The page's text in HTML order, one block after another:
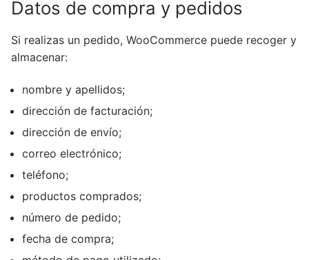
Datos de compra y pedidos
Si realizas un pedido, WooCommerce puede recoger y
almacenar:
nombre y apellidos;
dirección de facturación;
dirección de envío;
correo electrónico;
teléfono;
productos comprados;
número de pedido;
fecha de compra;